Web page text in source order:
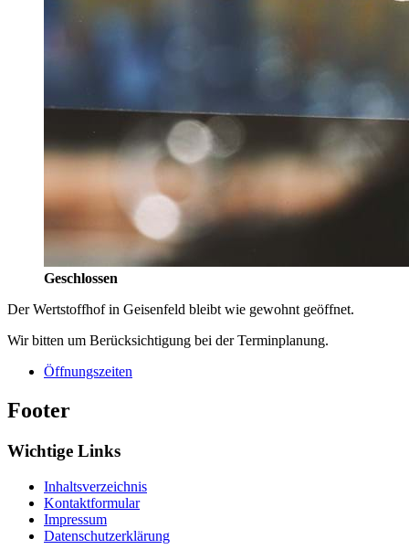
Geschlossen
Der Wertstoffhof in Geisenfeld bleibt wie gewohnt geöffnet.
Wir bitten um Berücksichtigung bei der Terminplanung.
Öffnungszeiten
Footer
Wichtige Links
Inhaltsverzeichnis
Kontaktformular
Impressum
Datenschutzerklärung